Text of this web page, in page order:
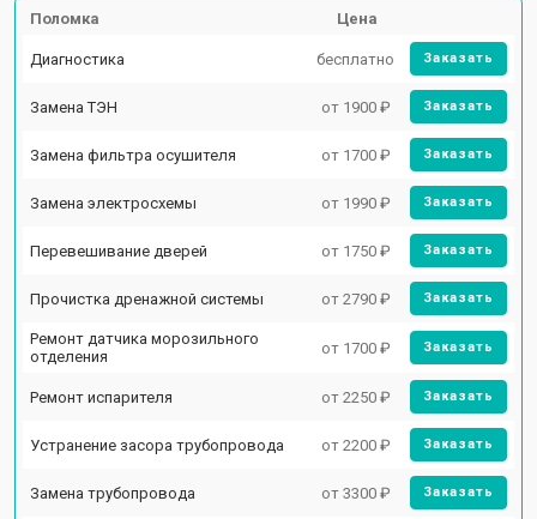
Поломка Цена
Диагностика бесплатно Заказать
Замена ТЭН от 1900 ₽ Заказать
Замена фильтра осушителя от 1700 ₽ Заказать
Замена электросхемы от 1990 ₽ Заказать
Перевешивание дверей от 1750 ₽ Заказать
Прочистка дренажной системы от 2790 ₽ Заказать
Ремонт датчика морозильного
отделения
от 1700 ₽ Заказать
Ремонт испарителя от 2250 ₽ Заказать
Устранение засора трубопровода от 2200 ₽ Заказать
Замена трубопровода от 3300 ₽ Заказать